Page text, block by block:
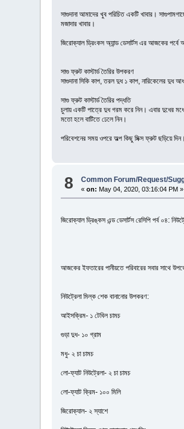
সাগুদানা আমাদের খুব পরিচিত একটি খাবার।
মজাদার খাবার।
জিরোক্যাল ড্রিংকস অ্যান্ড ডেসার্টস এর আজকের পর্বে
সাগু ফ্রুট কাস্টার্ড তৈরির উপকরণ
সাগুদানা সিকি কাপ, তরল দুধ ১ কাপ, নারিকেলের দুধ
সাগু ফ্রুট কাস্টার্ড তৈরির পদ্ধতি
চুলায় একটি পাত্রে দুধ গরম করে নিন। এবার দুধের
মতো হলে বাটিতে ঢেলে নিন।
পরিবেশনের সময় ওপরে অল্প কিছু মিক্স ফ্রুট ছড়িয়ে
8 Common Forum/Request/
«on: May 04, 2020, 03:16:04 PM »
জিরোক্যাল ড্রিঙ্কস এন্ড ডেসার্টস রেসিপি পর্ব ০৪:
আজকের ইফতারের পানীয়তে পরিবারের সবার সাথে
নিউট্রেলা মিল্ক শেক বানানোর উপকরণ:
আইসক্রিম- ১ টেবিল চামচ
গুড়া দুধ- ১০ গ্রাম
মধু- ২ চা চামচ
লো-ফ্যাট নিউট্রেলা- ২ চা চামচ
লো-ফ্যাট ক্রিম- ১০০ মিলি
জিরোক্যাল- ২ স্যাশে